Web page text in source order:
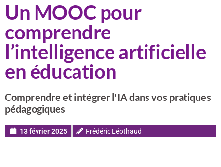
Un MOOC pour
comprendre
l’intelligence artificielle
en éducation
Comprendre et intégrer l'IA dans vos pratiques
pédagogiques
13 février 2025 Frédéric Léothaud